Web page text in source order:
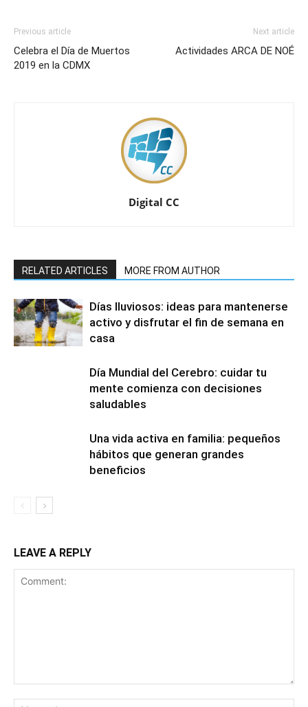
Previous article
Celebra el Día de Muertos
2019 en la CDMX
Next article
Actividades ARCA DE NOÉ
Digital CC
RELATED ARTICLES MORE FROM AUTHOR
Días lluviosos: ideas para mantenerse
activo y disfrutar el fin de semana en
casa
Día Mundial del Cerebro: cuidar tu
mente comienza con decisiones
saludables
Una vida activa en familia: pequeños
hábitos que generan grandes
beneficios
LEAVE A REPLY